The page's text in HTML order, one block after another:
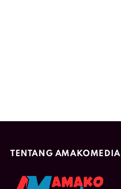
TENTANG AMAKOMEDIA